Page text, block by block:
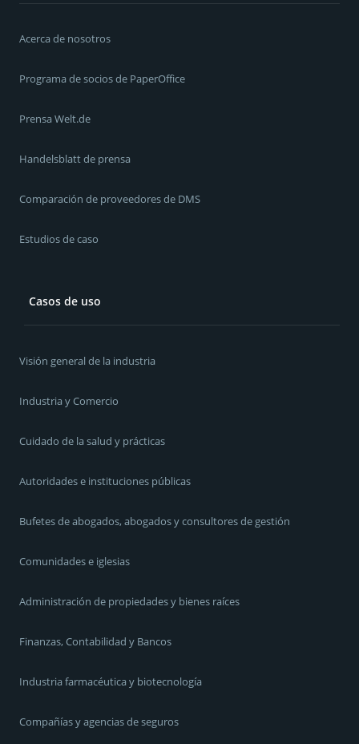
Acerca de nosotros
Programa de socios de PaperOffice
Prensa Welt.de
Handelsblatt de prensa
Comparación de proveedores de DMS
Estudios de caso
Casos de uso
Visión general de la industria
Industria y Comercio
Cuidado de la salud y prácticas
Autoridades e instituciones públicas
Bufetes de abogados, abogados y consultores de gestión
Comunidades e iglesias
Administración de propiedades y bienes raíces
Finanzas, Contabilidad y Bancos
Industria farmacéutica y biotecnología
Compañías y agencias de seguros